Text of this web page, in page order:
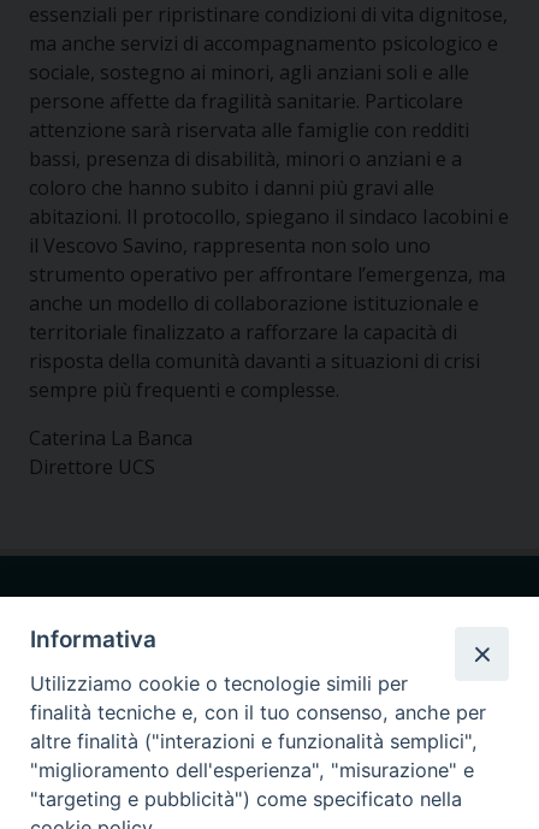
essenziali per ripristinare condizioni di vita dignitose,
ma anche servizi di accompagnamento psicologico e
sociale, sostegno ai minori, agli anziani soli e alle
persone affette da fragilità sanitarie. Particolare
attenzione sarà riservata alle famiglie con redditi
bassi, presenza di disabilità, minori o anziani e a
coloro che hanno subito i danni più gravi alle
abitazioni. Il protocollo, spiegano il sindaco Iacobini e
il Vescovo Savino, rappresenta non solo uno
strumento operativo per affrontare l’emergenza, ma
anche un modello di collaborazione istituzionale e
territoriale finalizzato a rafforzare la capacità di
risposta della comunità davanti a situazioni di crisi
sempre più frequenti e complesse.
Caterina La Banca
Direttore UCS
Seminario Giovanni Paolo I
via Ginnasio 85
87011 Cassano allo Ionio (CS)
cell.375.9066947
Informativa
Utilizziamo cookie o tecnologie simili per
finalità tecniche e, con il tuo consenso, anche per
altre finalità ("interazioni e funzionalità semplici",
"miglioramento dell'esperienza", "misurazione" e
"targeting e pubblicità") come specificato nella